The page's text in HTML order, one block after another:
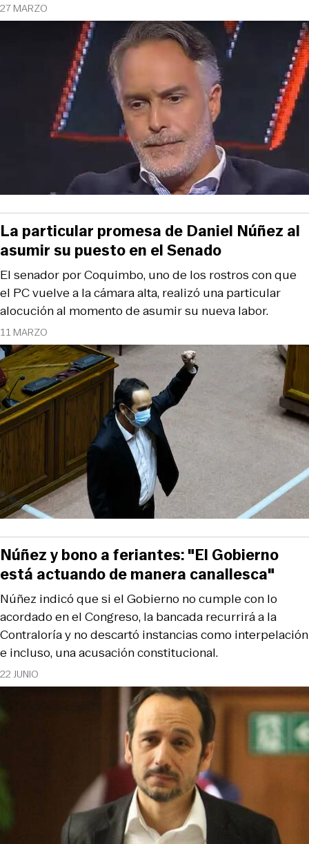
27 MARZO
11 MARZO
El senador por Coquimbo, uno de los rostros con que
el PC vuelve a la cámara alta, realizó una particular
alocución al momento de asumir su nueva labor.
La particular promesa de Daniel Núñez al
asumir su puesto en el Senado
22 JUNIO
Núñez indicó que si el Gobierno no cumple con lo
acordado en el Congreso, la bancada recurrirá a la
Contraloría y no descartó instancias como interpelación
e incluso, una acusación constitucional.
Núñez y bono a feriantes: "El Gobierno
está actuando de manera canallesca"